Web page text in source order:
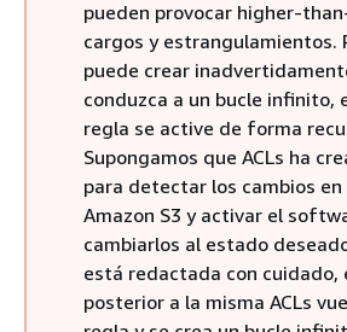
pueden provocar higher-
cargos y estrangulamientos.
puede crear
conduzca a un bucle infinito,
regla se active de forma
Supongamos que ACLs ha
para detectar los cambios
Amazon S3 y activar el
cambiarlos al estado
está redactada con cuidado,
posterior a la misma ACLs